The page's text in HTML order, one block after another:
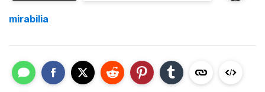
mirabilia